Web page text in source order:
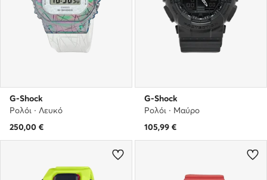
G-Shock
Ρολόι · Λευκό
250,00 €
G-Shock
Ρολόι · Μαύρο
105,99 €